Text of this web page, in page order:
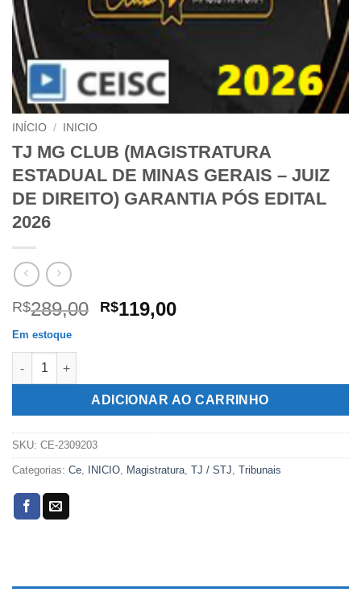
INÍCIO / INICIO
TJ MG CLUB (MAGISTRATURA
ESTADUAL DE MINAS GERAIS – JUIZ
DE DIREITO) GARANTIA PÓS EDITAL
2026
R$289,00 O
R$289,00.
R$119,00O
R$119,00.
Em estoque
TJ MG CLUB (MAGISTRATURA ESTADUAL DE MINAS
ADICIONAR AO CARRINHO
SKU: CE-2309203
Categorias: Ce, INICIO, Magistratura, TJ / STJ, Tribunais